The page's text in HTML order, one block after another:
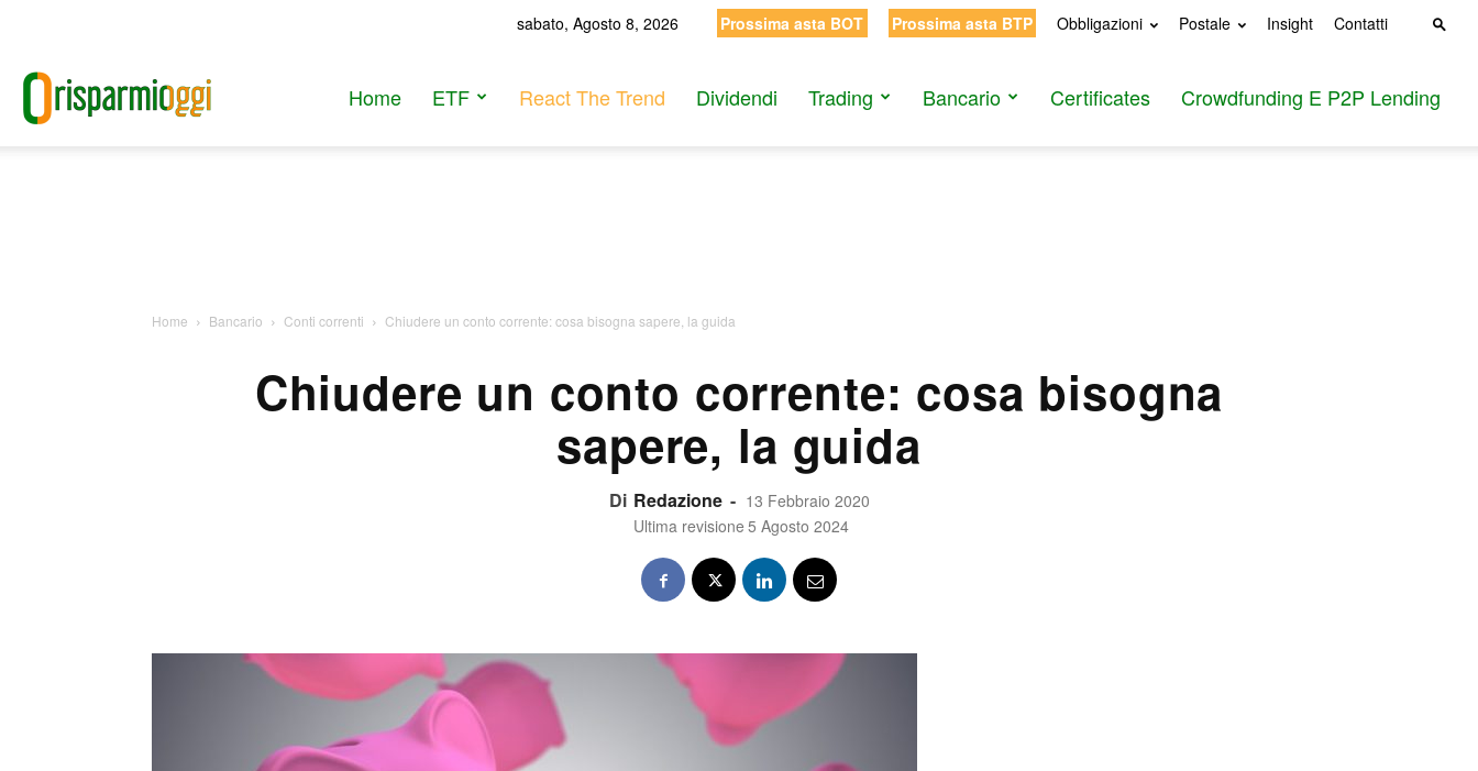
sabato, Agosto 8, 2026 Prossima asta BOT Prossima asta BTP Obbligazioni Postale Insight Contatti
Home ETF React The Trend Dividendi Trading Bancario Certificates Crowdfunding E P2P Lending
Home Bancario Conti correnti Chiudere un conto corrente: cosa bisogna sapere, la guida
Chiudere un conto corrente: cosa bisogna
sapere, la guida
Di Redazione - 13 Febbraio 2020
Ultima revisione 5 Agosto 2024